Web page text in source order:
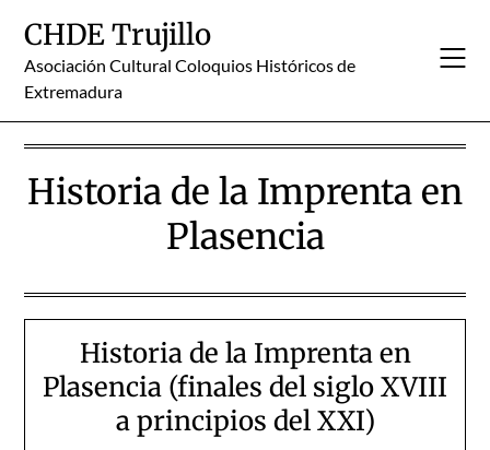
content
CHDE Trujillo
Asociación Cultural Coloquios Históricos de
Extremadura
Historia de la Imprenta en
Plasencia
Historia de la Imprenta en
Plasencia (finales del siglo XVIII
a principios del XXI)